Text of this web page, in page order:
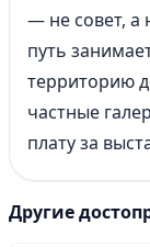
— не совет, а
путь
территорию
частные
плату за
Другие